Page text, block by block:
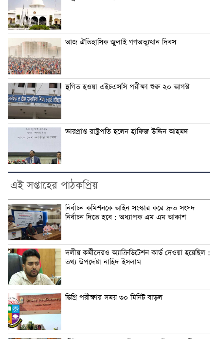
আজ ঐতিহাসিক জুলাই গণঅভ্যূত্থান দিবস
স্থগিত হওয়া এইচএসসি পরীক্ষা শুরু ২০ আগস্ট
ভারপ্রাপ্ত রাষ্ট্রপতি হলেন হাফিজ উদ্দিন আহমদ
এই সপ্তাহের পাঠকপ্রিয়
নির্বাচন কমিশনকে আইন সংস্কার করে দ্রুত সংসদ
নির্বাচন দিতে হবে : অধ্যাপক এম এম আকাশ
দলীয় কর্মীদেরও অ্যাক্রিডিটেশন কার্ড দেওয়া হয়েছিল :
তথ্য উপদেষ্টা নাহিদ ইসলাম
ডিগ্রি পরীক্ষার সময় ৩০ মিনিট বাড়ল